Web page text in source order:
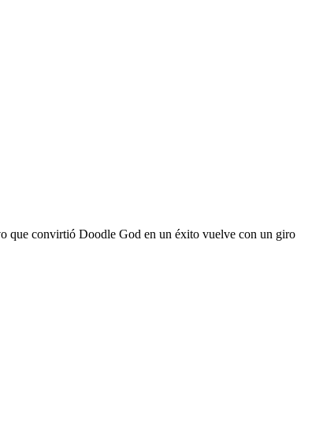
que convirtió Doodle God en un éxito vuelve con un giro